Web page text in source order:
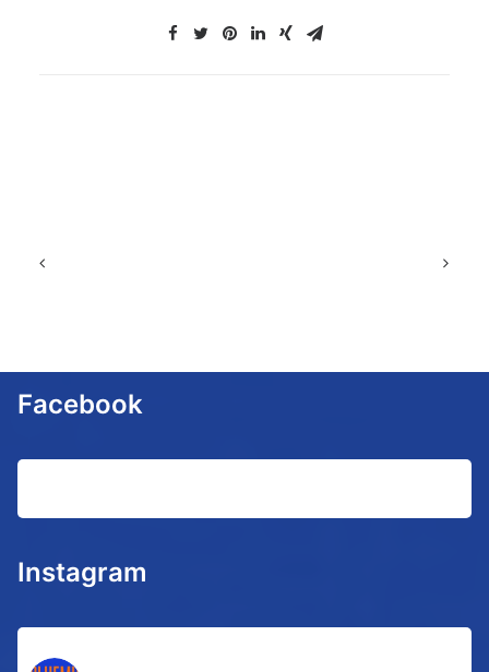
Facebook
Instagram